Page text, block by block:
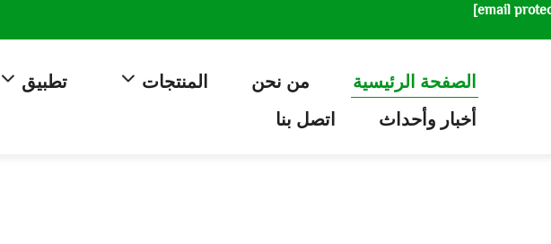
الصفحة الرئيسية من نحن المنتجات
تطبيق
أخبار وأحداث
اتصل بنا